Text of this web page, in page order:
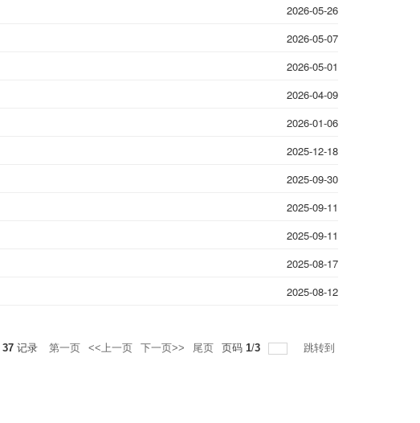
2026-05-26
2026-05-07
2026-05-01
2026-04-09
2026-01-06
2025-12-18
2025-09-30
2025-09-11
2025-09-11
2025-08-17
2025-08-12
37 记录 第一页 <<上一页 下一页>> 尾页 页码 1/3 跳转到